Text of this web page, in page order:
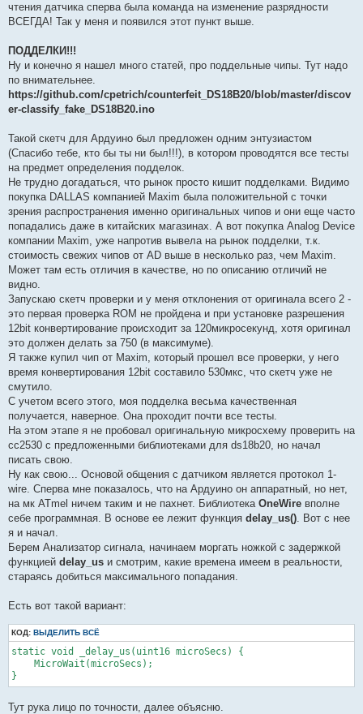
чтения датчика сперва была команда на изменение разрядности
ВСЕГДА! Так у меня и появился этот пункт выше.
ПОДДЕЛКИ!!!
Ну и конечно я нашел много статей, про поддельные чипы. Тут надо
по внимательнее.
https://github.com/cpetrich/counterfeit_DS18B20/blob/master/discov
er-classify_fake_DS18B20.ino
Такой скетч для Ардуино был предложен одним энтузиастом
(Спасибо тебе, кто бы ты ни был!!!), в котором проводятся все тесты
на предмет определения подделок.
Не трудно догадаться, что рынок просто кишит подделками. Видимо
покупка DALLAS компанией Maxim была положительной с точки
зрения распространения именно оригинальных чипов и они еще часто
попадались даже в китайских магазинах. А вот покупка Analog Device
компании Maxim, уже напротив вывела на рынок подделки, т.к.
стоимость свежих чипов от AD выше в несколько раз, чем Maxim.
Может там есть отличия в качестве, но по описанию отличий не
видно.
Запускаю скетч проверки и у меня отклонения от оригинала всего 2 -
это первая проверка ROM не пройдена и при установке разрешения
12bit конвертирование происходит за 120микросекунд, хотя оригинал
это должен делать за 750 (в максимуме).
Я также купил чип от Maxim, который прошел все проверки, у него
время конвертирования 12bit составило 530мкс, что скетч уже не
смутило.
С учетом всего этого, моя подделка весьма качественная
получается, наверное. Она проходит почти все тесты.
На этом этапе я не пробовал оригинальную микросхему проверить на
сс2530 с предложенными библиотеками для ds18b20, но начал
писать свою.
Ну как свою... Основой общения с датчиком является протокол 1-
wire. Сперва мне показалось, что на Ардуино он аппаратный, но нет,
на мк ATmel ничем таким и не пахнет. Библиотека OneWire вполне
себе программная. В основе ее лежит функция delay_us(). Вот с нее
я и начал.
Берем Анализатор сигнала, начинаем моргать ножкой с задержкой
функцией delay_us и смотрим, какие времена имеем в реальности,
стараясь добиться максимального попадания.
Есть вот такой вариант:
КОД: ВЫДЕЛИТЬ ВСЁ
static void _delay_us(uint16 microSecs) {
    MicroWait(microSecs);
}
Тут рука лицо по точности, далее объясню.